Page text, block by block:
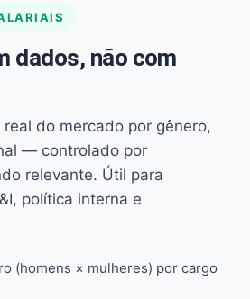
dados, não com
do mercado por gênero,
— controlado por
relevante. Útil para
política interna e
(homens × mulheres) por cargo